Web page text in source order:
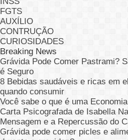
FGTS
AUXÍLIO
CONTRUÇÃO
CURIOSIDADES
Breaking News
Grávida Pode Comer Pastrami?
é Seguro
8 Bebidas saudáveis e ricas em
quando consumir
Você sabe o que é uma
Carta Psicografada de Isabella
Mensagem e a Repercussão do
Grávida pode comer picles e